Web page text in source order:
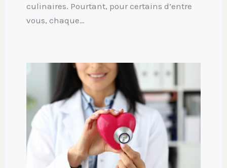
culinaires. Pourtant, pour certains d’entre
vous, chaque…